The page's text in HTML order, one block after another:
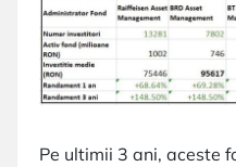
Pe ultimii 3 ani, aceste